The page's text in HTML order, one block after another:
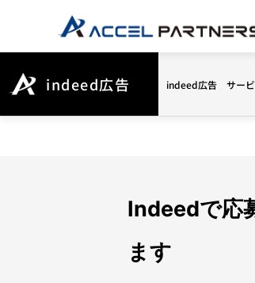
indeed広告 indeed広告 サー
Indeedで応
ます